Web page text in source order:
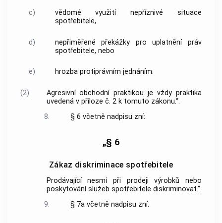
c)
vědomé využití nepříznivé situace
spotřebitele,
d)
nepřiměřené překážky pro uplatnění práv
spotřebitele, nebo
e) hrozba protiprávním jednáním.
(2)
Agresivní obchodní praktikou je vždy praktika
uvedená v příloze č. 2 k tomuto zákonu.“.
8.
§ 6 včetně nadpisu zní:
„§ 6
Zákaz diskriminace spotřebitele
Prodávající nesmí při prodeji výrobků nebo
poskytování služeb spotřebitele diskriminovat.“.
9.
§ 7a včetně nadpisu zní: